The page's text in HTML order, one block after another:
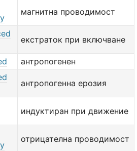
магнитна проводимост
екстраток при включване
антропогенен
антропогенна ерозия
индуктиран при движение
отрицателна проводимост